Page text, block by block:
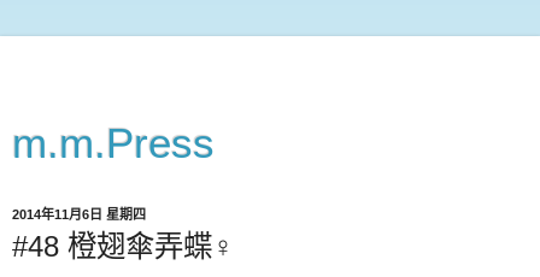
m.m.Press
2014年11月6日 星期四
#48 橙翅傘弄蝶♀